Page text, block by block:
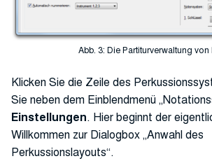
Abb. 3: Die Partiturverwaltung von
Klicken Sie die Zeile des
Sie neben dem Einblendmenü
Einstellungen. Hier beginnt der
Willkommen zur Dialogbox „Anwahl des
Perkussionslayouts“.